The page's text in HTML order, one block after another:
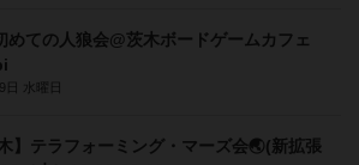
めての人狼会@茨木ボードゲームカフェ
水曜日
】テラフォーミング・マーズ会🌏(新拡張